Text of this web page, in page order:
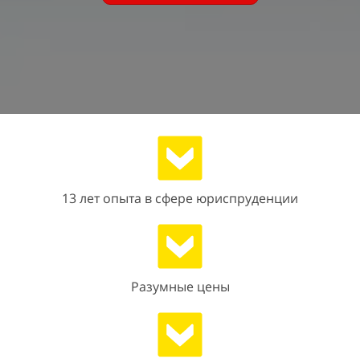
13 лет опыта в сфере юриспруденции
Разумные цены